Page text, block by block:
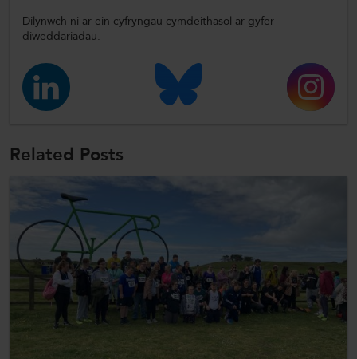
Dilynwch ni ar ein cyfryngau cymdeithasol ar gyfer
diweddariadau.
Related Posts